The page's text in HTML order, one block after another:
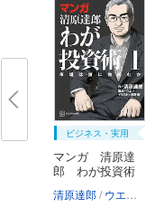
ビジネス・実用
マンガ 清原達
郎 わが投資術
清原達郎 ウエノ